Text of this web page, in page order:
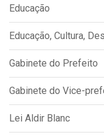
Educação
Educação, Cultura,
Gabinete do Prefeito
Gabinete do Vice-
Lei Aldir Blanc